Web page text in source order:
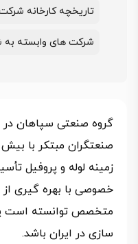
تاریخچه کارخانه
شرکت های وابسته
صنعتگران مبتکر با
زمینه لوله و پروفیل
خصوصی با بهره گیری
متخصص توانسته است
سازی در ایران باشد.